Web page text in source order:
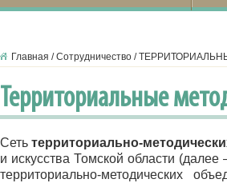
Главная /Сотрудничество /
Территориальные
Сеть территориально-
и искусства Томской области (далее
территориально-методических